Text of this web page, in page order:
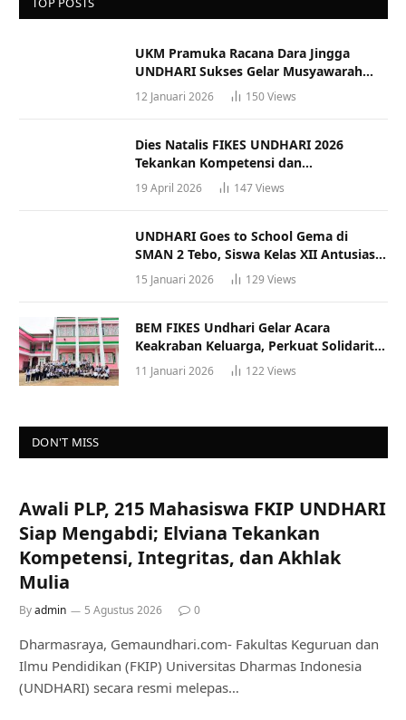
UKM Pramuka Racana Dara Jingga
UNDHARI Sukses Gelar Musyawarah
Racana
12 Januari 2026 150Views
Dies Natalis FIKES UNDHARI 2026
Tekankan Kompetensi dan
Profesionalisme Tenaga Kesehatan
19 April 2026 147Views
UNDHARI Goes to School Gema di
SMAN 2 Tebo, Siswa Kelas XII Antusias
Ikuti Sosialisasi Kampus Berkualitas
15 Januari 2026 129 Views
BEM FIKES Undhari Gelar Acara
Keakraban Keluarga, Perkuat Solidaritas
dan Gaya Hidup Sehat
11 Januari 2026 122Views
DON'T MISS
Awali PLP, 215 Mahasiswa FKIP UNDHARI
Siap Mengabdi; Elviana Tekankan
Kompetensi, Integritas, dan Akhlak
Mulia
Byadmin 5 Agustus 2026 0
Dharmasraya, Gemaundhari.com- Fakultas Keguruan dan
Ilmu Pendidikan (FKIP) Universitas Dharmas Indonesia
(UNDHARI) secara resmi melepas…